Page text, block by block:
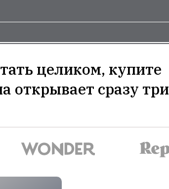
целиком, купите
открывает сразу три